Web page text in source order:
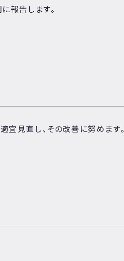
報告します。
見直し、その改善に努めます。